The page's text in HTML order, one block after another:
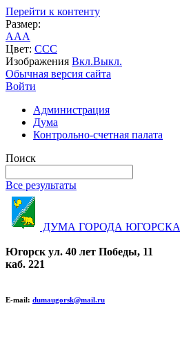
Перейти к контенту
Размер:
AAA
Цвет: CCC
Изображения Вкл.Выкл.
Обычная версия сайта
Войти
Администрация
Дума
Контрольно-счетная палата
Поиск
Все результаты
ДУМА ГОРОДА ЮГОРСКА
Югорск ул. 40 лет Победы, 11
каб. 221
E-mail: dumaugorsk@mail.ru